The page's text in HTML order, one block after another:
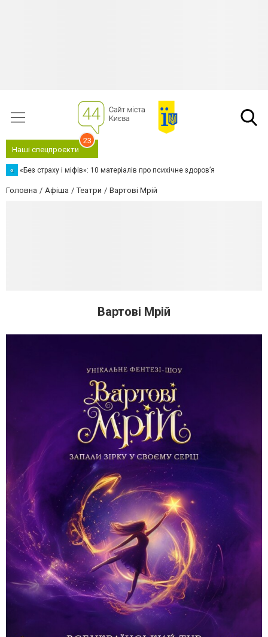
Наші спецпроєкти
23
« «Без страху і міфів»: 10 матеріалів про психічне здоров’я
Головна Афіша Театри Вартові Мрій
Вартові Мрій